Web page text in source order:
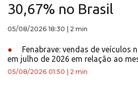
30,67% no Brasil
05/08/2026 18:30 2 min
●
Fenabrave: vendas de veículos
em julho de 2026 em relação ao
05/08/2026 01:50 2 min